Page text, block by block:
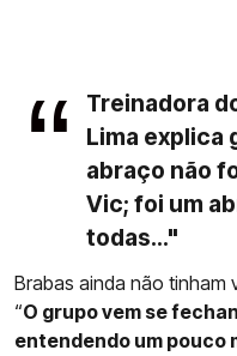
Treinadora
Lima explica
abraço não
Vic; foi um
todas..."
Brabas ainda não tinham
“O grupo vem se
entendendo um pouco